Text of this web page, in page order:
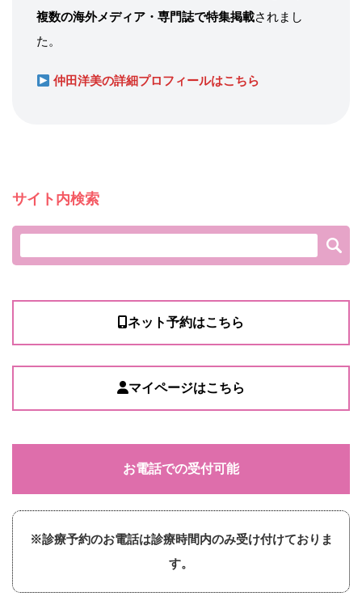
複数の海外メディア・専門誌で特集掲載されまし
た。
仲田洋美の詳細プロフィールはこちら
サイト内検索
ネット予約はこちら
マイページはこちら
お電話での受付可能
※診療予約のお電話は診療時間内のみ受け付けておりま
す。